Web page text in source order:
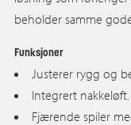
beholder samme
Funksjoner
Justerer rygg og
Integrert nakkeløft.
Fjærende spiler